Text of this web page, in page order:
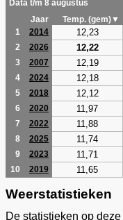
Data t/m 8 augustus
Jaar
Temp. (gem)▼
1
2014 12,23
2 2026 12,22
3 2007 12,19
4 2024 12,18
5 2018 12,12
6 2020 11,97
7 2022 11,88
8 2025 11,74
9 2023 11,71
10 2019 11,65
Weerstatistieken
De statistieken op